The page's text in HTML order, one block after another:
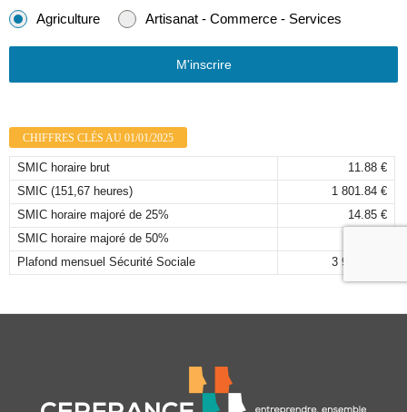
Agriculture Artisanat - Commerce - Services
M'inscrire
CHIFFRES CLÉS AU 01/01/2025
SMIC horaire brut
11.88 €
SMIC (151,67 heures)
1 801.84 €
SMIC horaire majoré de 25%
14.85 €
SMIC horaire majoré de 50%
Plafond mensuel Sécurité Sociale
3 925,00 €